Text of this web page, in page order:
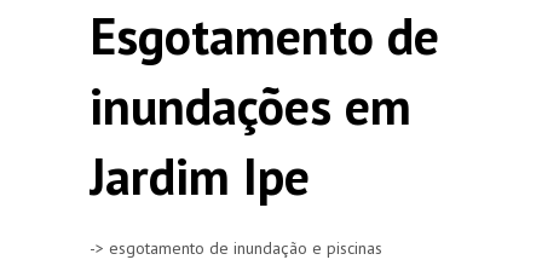
Esgotamento de
inundações em
Jardim Ipe
-> esgotamento de inundação e piscinas